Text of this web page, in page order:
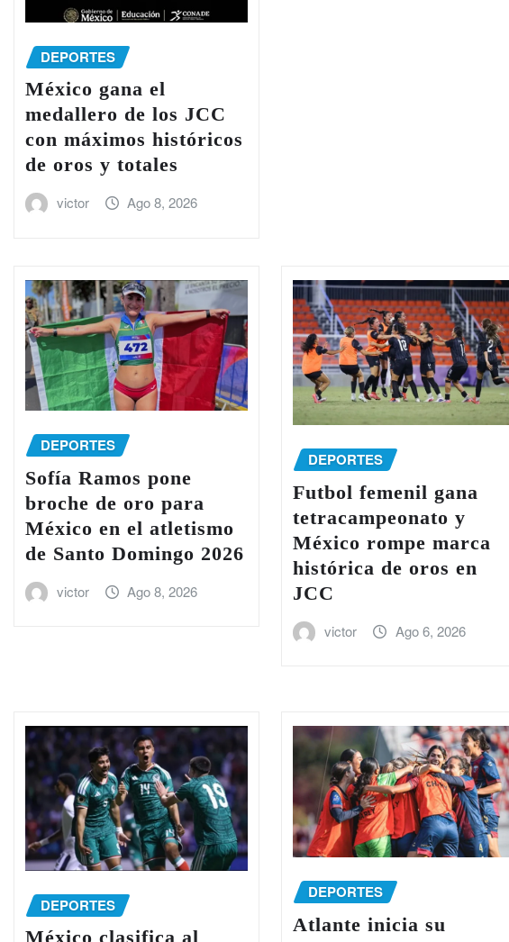
DEPORTES
México gana el
medallero de los JCC
con máximos históricos
de oros y totales
victor Ago 8, 2026
DEPORTES
Sofía Ramos pone
broche de oro para
México en el atletismo
de Santo Domingo 2026
victor Ago 8, 2026
DEPORTES
Futbol femenil gana
tetracampeonato y
México rompe marca
histórica de oros en
JCC
victor Ago 6, 2026
DEPORTES
México clasifica al
DEPORTES
Atlante inicia su